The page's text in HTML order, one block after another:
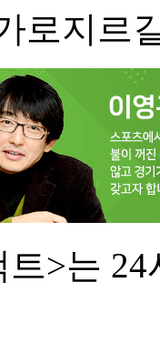
로지르
>는